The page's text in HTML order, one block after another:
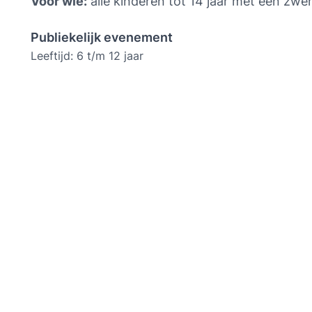
Publiekelijk evenement
Leeftijd: 6 t/m 12 jaar